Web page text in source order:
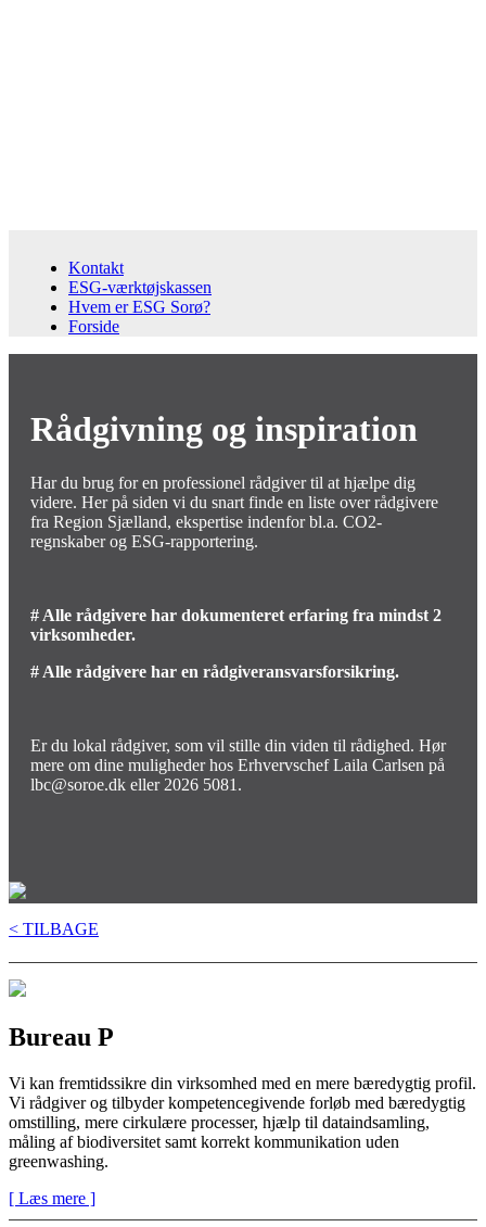
Kontakt
ESG-værktøjskassen
Hvem er ESG Sorø?
Forside
Rådgivning og inspiration
Har du brug for en professionel rådgiver til at hjælpe dig
videre. Her på siden vi du snart finde en liste over rådgivere
fra Region Sjælland, ekspertise indenfor bl.a. CO2-
regnskaber og ESG-rapportering.
# Alle rådgivere har dokumenteret erfaring fra mindst 2
virksomheder.
# Alle rådgivere har en rådgiveransvarsforsikring.
Er du lokal rådgiver, som vil stille din viden til rådighed. Hør
mere om dine muligheder hos Erhvervschef Laila Carlsen på
lbc@soroe.dk eller 2026 5081.
< TILBAGE
Bureau P
Vi kan fremtidssikre din virksomhed med en mere bæredygtig profil.
Vi rådgiver og tilbyder kompetencegivende forløb med bæredygtig
omstilling, mere cirkulære processer, hjælp til dataindsamling,
måling af biodiversitet samt korrekt kommunikation uden
greenwashing.
[ Læs mere ]